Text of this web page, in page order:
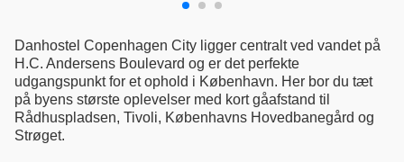
Danhostel Copenhagen City ligger centralt ved vandet på
H.C. Andersens Boulevard og er det perfekte
udgangspunkt for et ophold i København. Her bor du tæt
på byens største oplevelser med kort gåafstand til
Rådhuspladsen, Tivoli, Københavns Hovedbanegård og
Strøget.